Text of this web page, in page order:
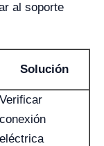
al soporte
Solución
Verificar
conexión
eléctrica